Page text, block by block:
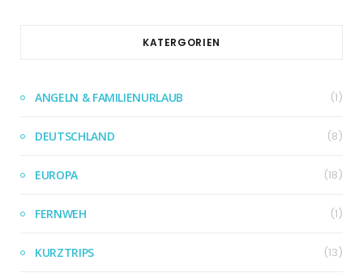
KATERGORIEN
ANGELN & FAMILIENURLAUB (1)
DEUTSCHLAND (8)
EUROPA (18)
FERNWEH (1)
KURZTRIPS (13)